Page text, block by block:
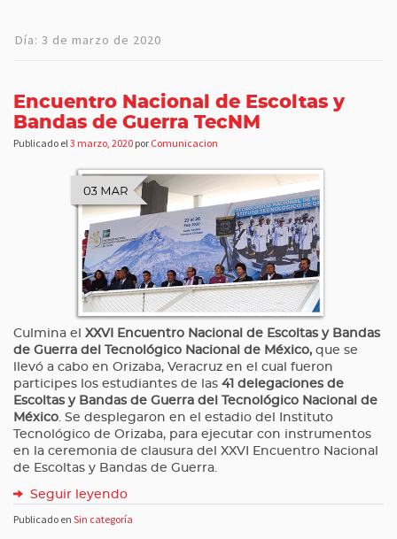
Día: 3 de marzo de 2020
Encuentro Nacional de Escoltas y
Bandas de Guerra TecNM
Publicado el3 marzo, 2020 por Comunicacion
Culmina el XXVI Encuentro Nacional de Escoltas y Bandas
de Guerra del Tecnológico Nacional de México, que se
llevó a cabo en Orizaba, Veracruz en el cual fueron
participes los estudiantes de las 41 delegaciones de
Escoltas y Bandas de Guerra del Tecnológico Nacional de
México. Se desplegaron en el estadio del Instituto
Tecnológico de Orizaba, para ejecutar con instrumentos
en la ceremonia de clausura del XXVI Encuentro Nacional
de Escoltas y Bandas de Guerra.
Seguir leyendo
Publicado en Sin categoría